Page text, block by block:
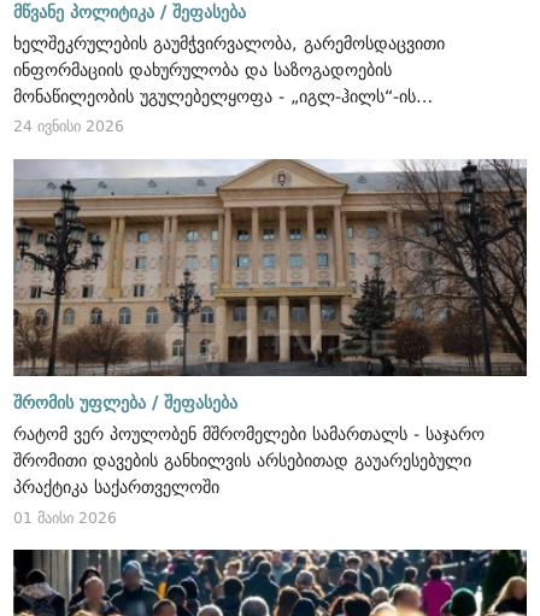
მწვანე პოლიტიკა / შეფასება
ხელშეკრულების გაუმჭვირვალობა, გარემოსდაცვითი
ინფორმაციის დახურულობა და საზოგადოების
მონაწილეობის უგულებელყოფა - „იგლ-ჰილს“-ის
პროექტის ანალიზი
24 ივნისი 2026
შრომის უფლება / შეფასება
რატომ ვერ პოულობენ მშრომელები სამართალს - საჯარო
შრომითი დავების განხილვის არსებითად გაუარესებული
პრაქტიკა საქართველოში
01 მაისი 2026